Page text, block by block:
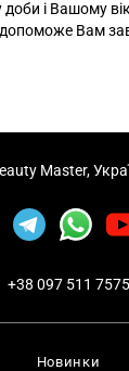
доби і Вашому
допоможе Вам
Новинки
Master,
+38 097 511 7575